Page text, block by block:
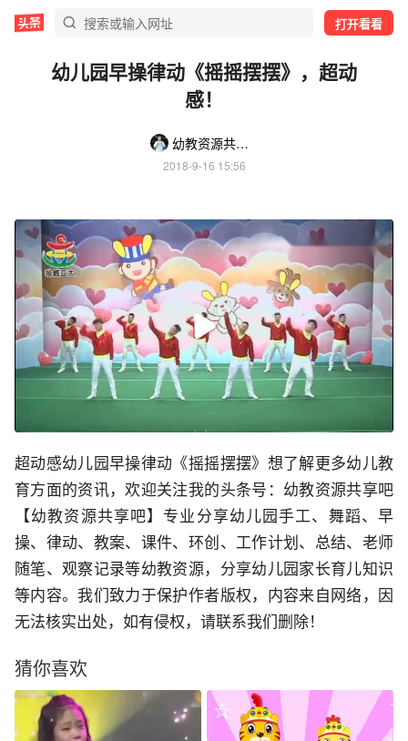
打开看看
幼儿园早操律动《摇摇摆摆》，超动
感！
幼教资源共享吧
2018-9-16 15:56
超动感幼儿园早操律动《摇摇摆摆》想了解更多幼儿教
育方面的资讯，欢迎关注我的头条号：幼教资源共享吧
【幼教资源共享吧】专业分享幼儿园手工、舞蹈、早
操、律动、教案、课件、环创、工作计划、总结、老师
随笔、观察记录等幼教资源，分享幼儿园家长育儿知识
等内容。我们致力于保护作者版权，内容来自网络，因
无法核实出处，如有侵权，请联系我们删除！
猜你喜欢